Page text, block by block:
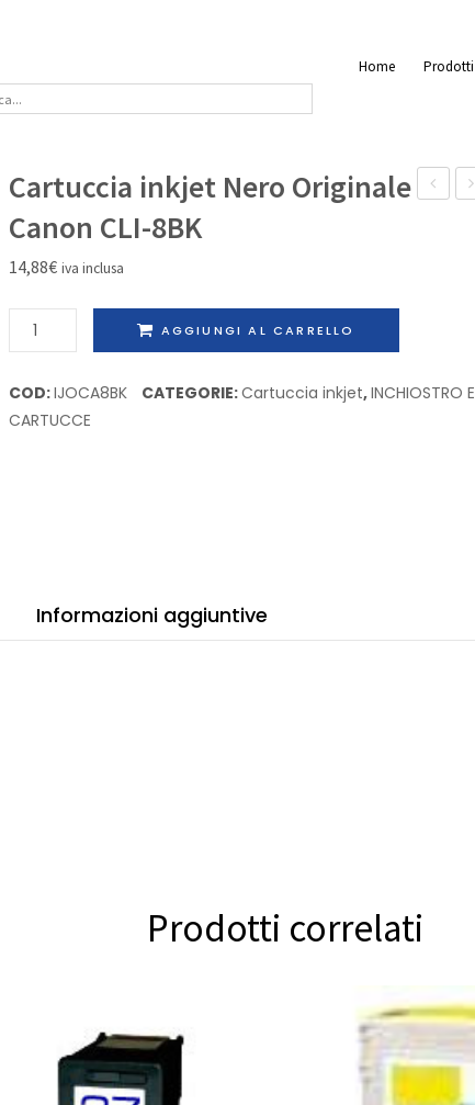
Home Prodotti
Cartuccia inkjet Nero Originale
Canon CLI-8BK
14,88€ iva inclusa
Cartuccia
inkjet
Originale
Canon
AGGIUNGI AL CARRELLO
COD:IJOCA8BK CATEGORIE:Cartuccia inkjet,INCHIOSTRO E
CARTUCCE
Informazioni aggiuntive
Prodotti correlati